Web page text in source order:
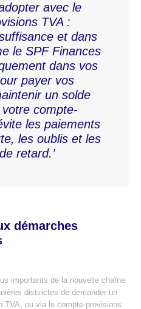
avec le
TVA :
et dans
le SPF Finances
dans vos
payer vos
un solde
compte-
les paiements
les oublis et les
retard.’
démarches
importants de la nouvelle chaîne
distinctes de demander un
TVA, ou via le compte-provisions